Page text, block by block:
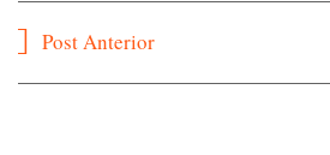
Navegación
Post Anterior